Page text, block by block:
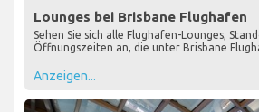
Lounges bei Brisbane Flughafen
Sehen Sie sich alle Flughafen-Lounges,
Öffnungszeiten an, die unter Brisbane
Anzeigen...